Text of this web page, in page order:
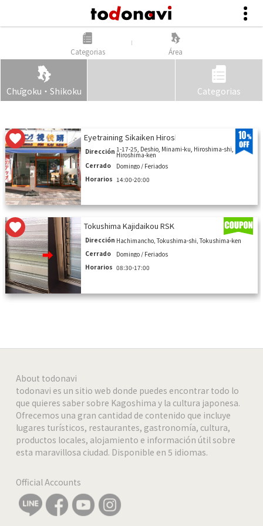
Chūgoku・Shikoku Categorias
10
Eyetraining Sikaiken Hiroshimachuoten
Dirección 1-17-25, Deshio, Minami-ku, Hiroshima-shi,
Hiroshima-ken
Cerrado
Domingo / Feriados
Horarios 14:00-20:00
Tokushima Kajidaikou RSK
Dirección Hachimancho, Tokushima-shi, Tokushima-ken
Cerrado
Domingo / Feriados
Horarios 08:30-17:00
Categorias Área
About todonavi
todonavi es un sitio web donde puedes encontrar todo lo
que quieres saber sobre Kagoshima y la cultura japonesa.
Ofrecemos una gran cantidad de contenido que incluye
lugares turísticos, restaurantes, gastronomía, cultura,
productos locales, alojamiento e información útil sobre
esta maravillosa ciudad. Disponible en 5 idiomas.
Official Accounts